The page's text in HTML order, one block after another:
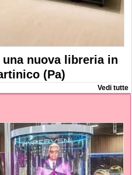
nuova libreria in
(Pa)
Vedi tutte